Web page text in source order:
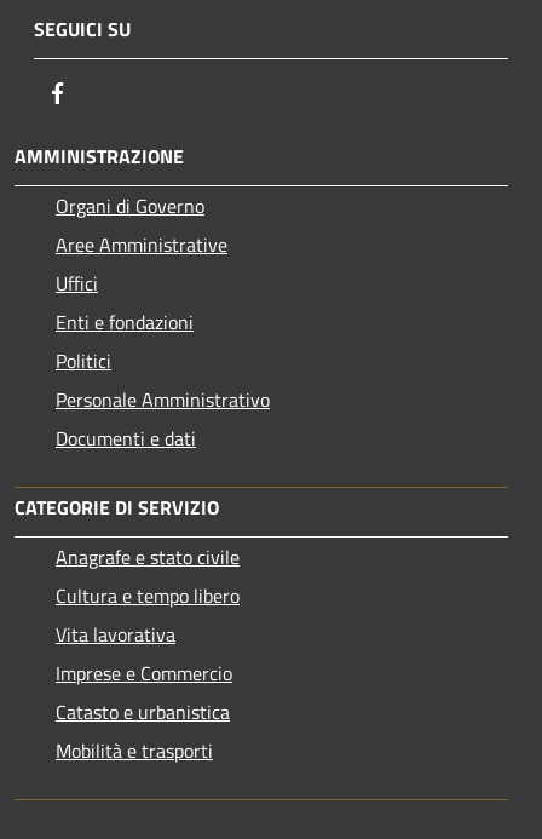
SEGUICI SU
AMMINISTRAZIONE
Organi di Governo
Aree Amministrative
Uffici
Enti e fondazioni
Politici
Personale Amministrativo
Documenti e dati
CATEGORIE DI SERVIZIO
Anagrafe e stato civile
Cultura e tempo libero
Vita lavorativa
Imprese e Commercio
Catasto e urbanistica
Mobilità e trasporti